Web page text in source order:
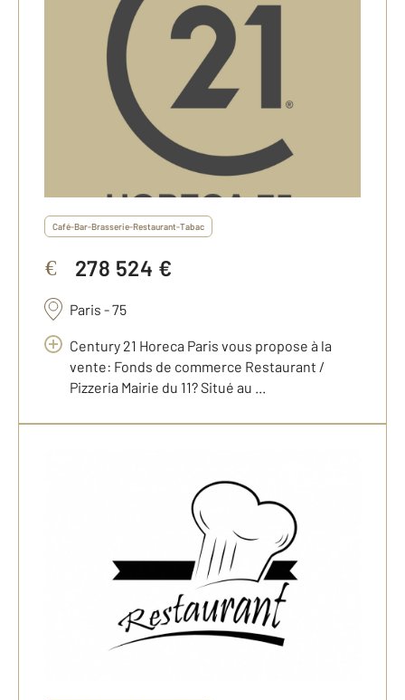
Café-Bar-Brasserie-Restaurant-Tabac
€ 278 524 €
Paris - 75
Century 21 Horeca Paris vous propose à la
vente: Fonds de commerce Restaurant /
Pizzeria Mairie du 11? Situé au ...